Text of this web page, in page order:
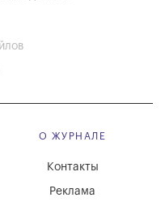
О ЖУРНАЛЕ
Реклама
Контакты